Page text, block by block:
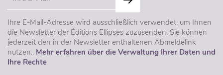
Ihre E-Mail-Adresse wird ausschließlich verwendet, um Ihnen
die Newsletter der Éditions Ellipses zuzusenden. Sie können
jederzeit den in der Newsletter enthaltenen Abmeldelink
nutzen.. Mehr erfahren über die Verwaltung Ihrer Daten und
Ihre Rechte